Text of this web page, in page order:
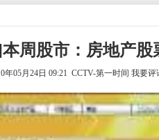
周股市：房地产股
年05月24日 09:21 CCTV-第一时间 我要评